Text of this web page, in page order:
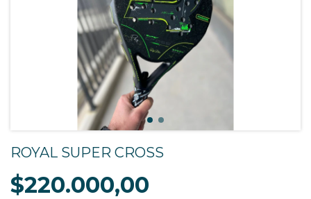
ROYAL SUPER CROSS
$220.000,00